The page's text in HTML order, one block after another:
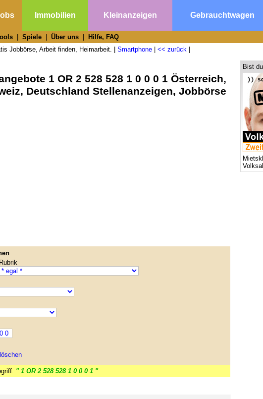
Immobilien Kleinanzeigen Gebrauchtwagen
Spiele Über uns
Hilfe, FAQ
Jobbörse, Arbeit finden, Heimarbeit. | Smartphone << zurück
1 OR 2 528 528 1 0 0 0 1 Österreich,
Deutschland Stellenanzeigen, Jobbörse
Rubrik
" 1 OR 2 528 528 1 0 0 0 1 "
Bist